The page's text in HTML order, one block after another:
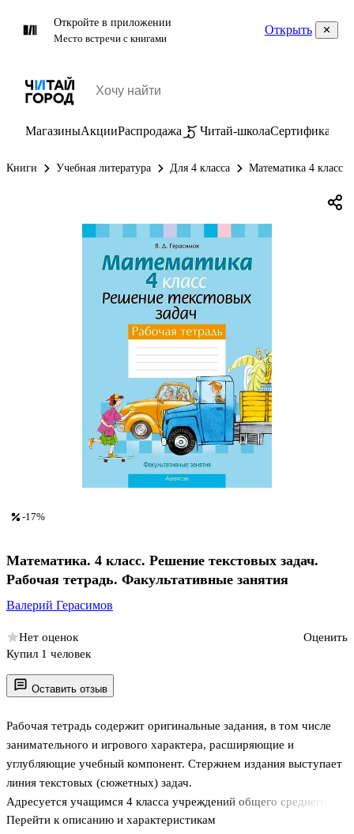
Откройте в приложении
Место встречи с книгами
Открыть
МагазиныАкцииРаспродажа Читай-школаСертификаты
Книги Учебная литература Для 4 класса Математика 4 класс
Оставить отзыв
Рабочая тетрадь содержит оригинальные задания, в том числе
занимательного и игрового характера, расширяющие и
углубляющие учебный компонент. Стержнем издания выступает
линия текстовых (сюжетных) задач.
Адресуется учащимся 4 класса учреждений общего среднего
образования для использования на факультативных занятиях по
Перейти к описанию и характеристикам
-17%
Математика. 4 класс. Решение текстовых задач.
Рабочая тетрадь. Факультативные занятия
Валерий Герасимов
Нет оценок
Оценить
Купил 1 человек